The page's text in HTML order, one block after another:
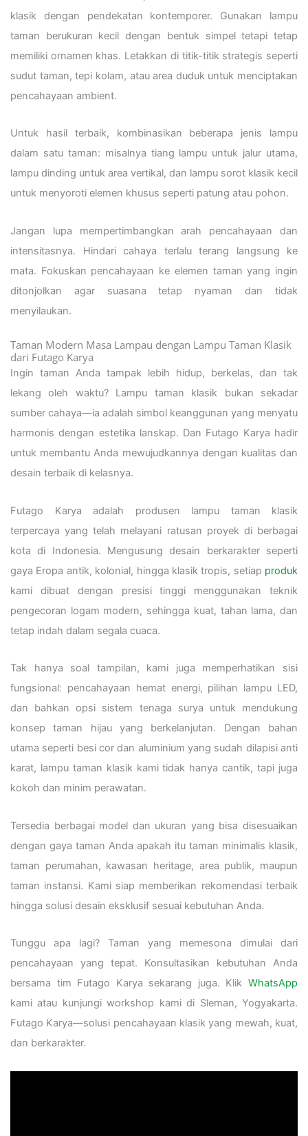
klasik dengan pendekatan kontemporer. Gunakan lampu
taman berukuran kecil dengan bentuk simpel tetapi tetap
memiliki ornamen khas. Letakkan di titik-titik strategis seperti
sudut taman, tepi kolam, atau area duduk untuk menciptakan
pencahayaan ambient.
Untuk hasil terbaik, kombinasikan beberapa jenis lampu
dalam satu taman: misalnya tiang lampu untuk jalur utama,
lampu dinding untuk area vertikal, dan lampu sorot klasik kecil
untuk menyoroti elemen khusus seperti patung atau pohon.
Jangan lupa mempertimbangkan arah pencahayaan dan
intensitasnya. Hindari cahaya terlalu terang langsung ke
mata. Fokuskan pencahayaan ke elemen taman yang ingin
ditonjolkan agar suasana tetap nyaman dan tidak
menyilaukan.
Taman Modern Masa Lampau dengan Lampu Taman Klasik
dari Futago Karya
Ingin taman Anda tampak lebih hidup, berkelas, dan tak
lekang oleh waktu? Lampu taman klasik bukan sekadar
sumber cahaya—ia adalah simbol keanggunan yang menyatu
harmonis dengan estetika lanskap. Dan Futago Karya hadir
untuk membantu Anda mewujudkannya dengan kualitas dan
desain terbaik di kelasnya.
Futago Karya adalah produsen lampu taman klasik
terpercaya yang telah melayani ratusan proyek di berbagai
kota di Indonesia. Mengusung desain berkarakter seperti
gaya Eropa antik, kolonial, hingga klasik tropis, setiap produk
kami dibuat dengan presisi tinggi menggunakan teknik
pengecoran logam modern, sehingga kuat, tahan lama, dan
tetap indah dalam segala cuaca.
Tak hanya soal tampilan, kami juga memperhatikan sisi
fungsional: pencahayaan hemat energi, pilihan lampu LED,
dan bahkan opsi sistem tenaga surya untuk mendukung
konsep taman hijau yang berkelanjutan. Dengan bahan
utama seperti besi cor dan aluminium yang sudah dilapisi anti
karat, lampu taman klasik kami tidak hanya cantik, tapi juga
kokoh dan minim perawatan.
Tersedia berbagai model dan ukuran yang bisa disesuaikan
dengan gaya taman Anda apakah itu taman minimalis klasik,
taman perumahan, kawasan heritage, area publik, maupun
taman instansi. Kami siap memberikan rekomendasi terbaik
hingga solusi desain eksklusif sesuai kebutuhan Anda.
Tunggu apa lagi? Taman yang memesona dimulai dari
pencahayaan yang tepat. Konsultasikan kebutuhan Anda
bersama tim Futago Karya sekarang juga. Klik WhatsApp
kami atau kunjungi workshop kami di Sleman, Yogyakarta.
Futago Karya—solusi pencahayaan klasik yang mewah, kuat,
dan berkarakter.